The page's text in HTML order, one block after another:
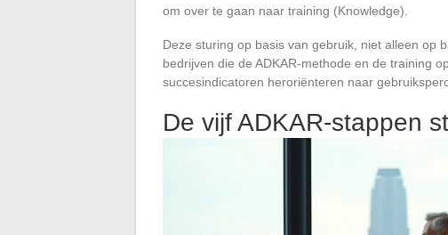
om over te gaan naar training (Knowledge).
Deze sturing op basis van gebruik, niet alleen op
bedrijven die de ADKAR-methode en de training
succesindicatoren heroriënteren naar
De vijf ADKAR-stappen